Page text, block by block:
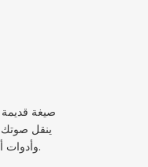
بها من HTK toolkit وأدوات أخرى.